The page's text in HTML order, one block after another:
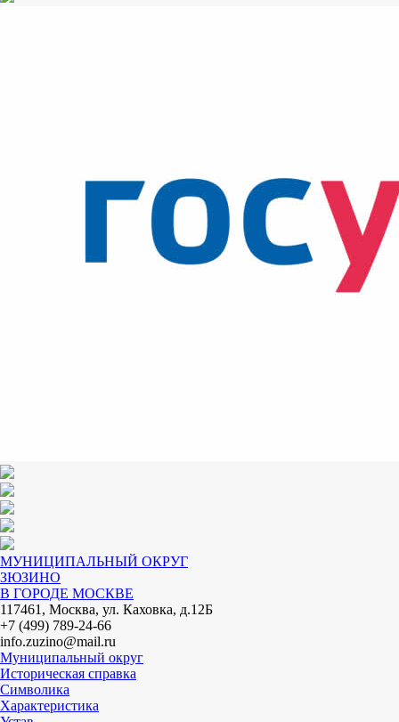
МУНИЦИПАЛЬНЫЙ ОКРУГ
ЗЮЗИНО
В ГОРОДЕ МОСКВЕ
117461, Москва, ул. Каховка, д.12Б
+7 (499) 789-24-66
info.zuzino@mail.ru
Муниципальный округ
Историческая справка
Символика
Характеристика